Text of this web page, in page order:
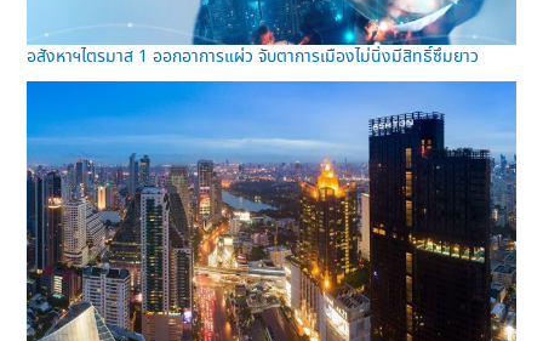
อสังหาฯไตรมาส 1 ออกอาการแผ่ว จับตาการเมืองไม่นิ่งมีสิทธิ์ซึมยาว